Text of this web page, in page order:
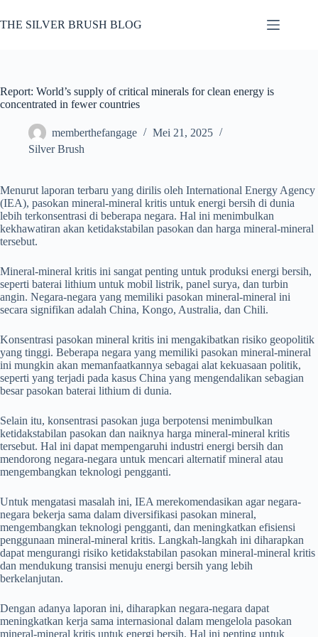
to
content
THE SILVER BRUSH BLOG
Report: World’s supply of critical minerals for clean energy is
concentrated in fewer countries
memberthefangage
Mei 21, 2025
Silver Brush
Menurut laporan terbaru yang dirilis oleh International Energy Agency
(IEA), pasokan mineral-mineral kritis untuk energi bersih di dunia
lebih terkonsentrasi di beberapa negara. Hal ini menimbulkan
kekhawatiran akan ketidakstabilan pasokan dan harga mineral-mineral
tersebut.
Mineral-mineral kritis ini sangat penting untuk produksi energi bersih,
seperti baterai lithium untuk mobil listrik, panel surya, dan turbin
angin. Negara-negara yang memiliki pasokan mineral-mineral ini
secara signifikan adalah China, Kongo, Australia, dan Chili.
Konsentrasi pasokan mineral kritis ini mengakibatkan risiko geopolitik
yang tinggi. Beberapa negara yang memiliki pasokan mineral-mineral
ini mungkin akan memanfaatkannya sebagai alat kekuasaan politik,
seperti yang terjadi pada kasus China yang mengendalikan sebagian
besar pasokan baterai lithium di dunia.
Selain itu, konsentrasi pasokan juga berpotensi menimbulkan
ketidakstabilan pasokan dan naiknya harga mineral-mineral kritis
tersebut. Hal ini dapat mempengaruhi industri energi bersih dan
mendorong negara-negara untuk mencari alternatif mineral atau
mengembangkan teknologi pengganti.
Untuk mengatasi masalah ini, IEA merekomendasikan agar negara-
negara bekerja sama dalam diversifikasi pasokan mineral,
mengembangkan teknologi pengganti, dan meningkatkan efisiensi
penggunaan mineral-mineral kritis. Langkah-langkah ini diharapkan
dapat mengurangi risiko ketidakstabilan pasokan mineral-mineral kritis
dan mendukung transisi menuju energi bersih yang lebih
berkelanjutan.
Dengan adanya laporan ini, diharapkan negara-negara dapat
meningkatkan kerja sama internasional dalam mengelola pasokan
mineral-mineral kritis untuk energi bersih. Hal ini penting untuk